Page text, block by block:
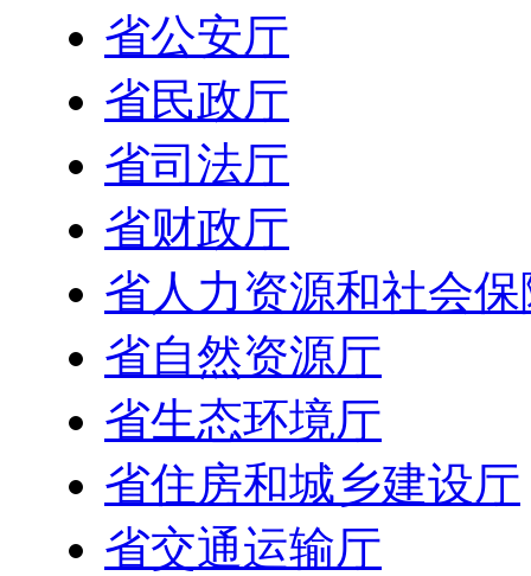
省公安厅
省民政厅
省司法厅
省财政厅
省人力资源和社会
省自然资源厅
省生态环境厅
省住房和城乡建设厅
省交通运输厅